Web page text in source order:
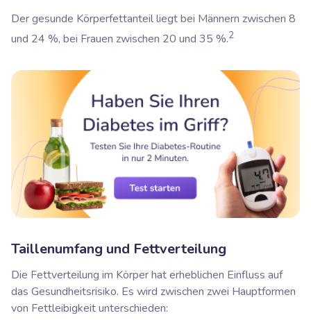
Der gesunde Körperfettanteil liegt bei Männern zwischen 8
und 24 %, bei Frauen zwischen 20 und 35 %.2
Taillenumfang und Fettverteilung
Die Fettverteilung im Körper hat erheblichen Einfluss auf
das Gesundheitsrisiko. Es wird zwischen zwei Hauptformen
von Fettleibigkeit unterschieden: